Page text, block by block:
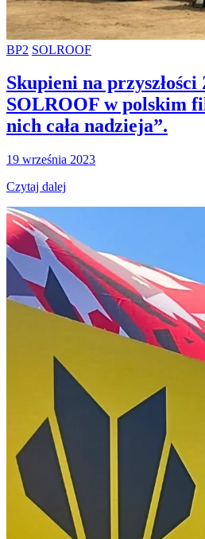
BP2 SOLROOF
Skupieni na
SOLROOF w polskim
nich cała nadzieja”.
19 września 2023
Czytaj dalej